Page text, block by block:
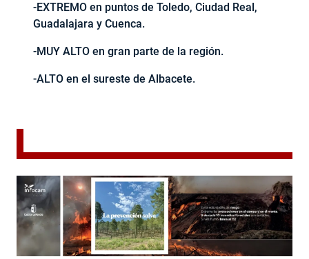
-EXTREMO en puntos de Toledo, Ciudad Real,
Guadalajara y Cuenca.
-MUY ALTO en gran parte de la región.
-ALTO en el sureste de Albacete.